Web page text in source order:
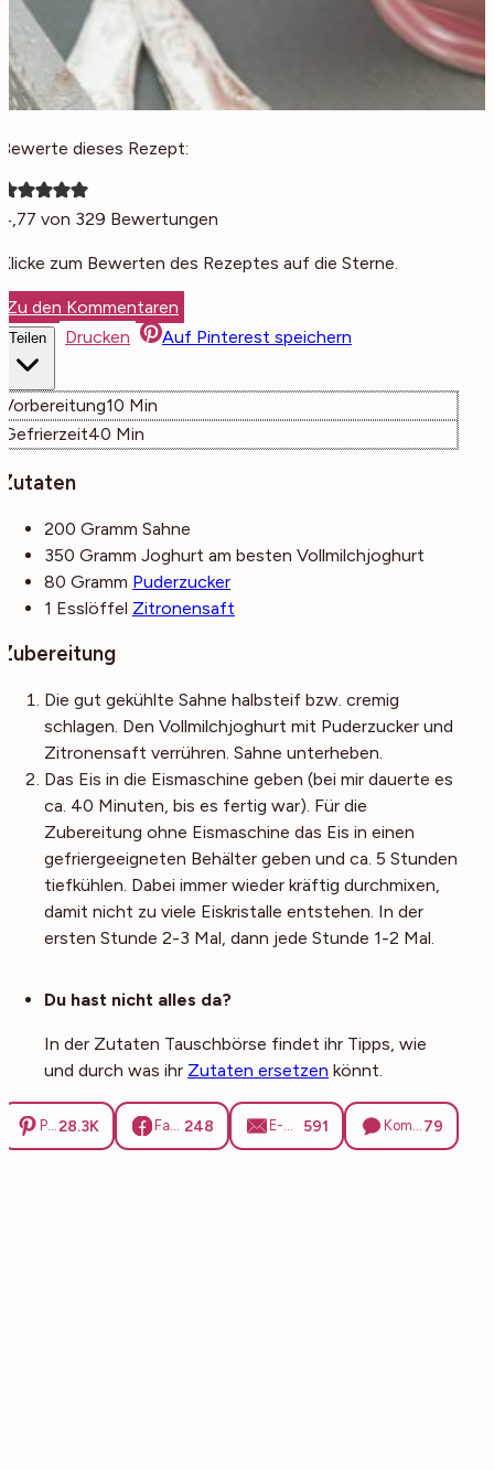
Bewerte dieses Rezept:
4,77 von 329 Bewertungen
Klicke zum Bewerten des Rezeptes auf die Sterne.
Zu den Kommentaren
Teilen Drucken Auf Pinterest speichern
Vorbereitung10 Minuten
Min
Gefrierzeit40 Minuten
Min
Zutaten
200 Gramm Sahne
350 Gramm Joghurt am besten Vollmilchjoghurt
80 Gramm Puderzucker
1 Esslöffel Zitronensaft
Zubereitung
Die gut gekühlte Sahne halbsteif bzw. cremig
schlagen. Den Vollmilchjoghurt mit Puderzucker und
Zitronensaft verrühren. Sahne unterheben.
Das Eis in die Eismaschine geben (bei mir dauerte es
ca. 40 Minuten, bis es fertig war). Für die
Zubereitung ohne Eismaschine das Eis in einen
gefriergeeigneten Behälter geben und ca. 5 Stunden
tiefkühlen. Dabei immer wieder kräftig durchmixen,
damit nicht zu viele Eiskristalle entstehen. In der
ersten Stunde 2-3 Mal, dann jede Stunde 1-2 Mal.
Du hast nicht alles da?
In der Zutaten Tauschbörse findet ihr Tipps, wie
und durch was ihr Zutaten ersetzen könnt.
Pinterest28.3K Facebook 248 E-Mail 591 Kommentare 79